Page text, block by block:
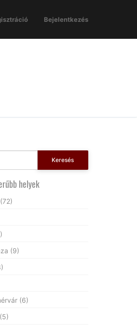
Bejelentkezés
Keresés
helyek
(72)
(9)
(6)
(5)